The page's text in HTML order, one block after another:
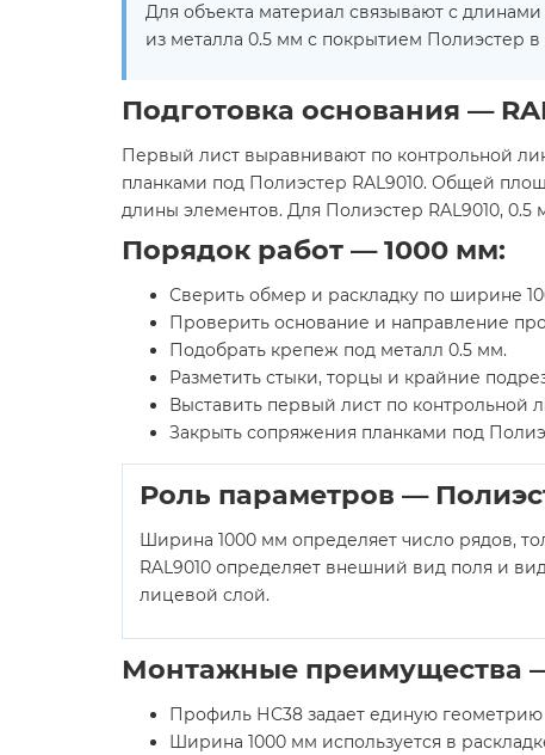
Для объекта материал связывают с
из металла 0.5 мм с покрытием Полиэстер
Подготовка основания —
Первый лист выравнивают по контрольной
планками под Полиэстер RAL9010. Общей
длины элементов. Для Полиэстер RAL9010,
Порядок работ — 1000 мм:
Сверить обмер и раскладку по ширине
Проверить основание и направление
Подобрать крепеж под металл 0.5 мм.
Разметить стыки, торцы и крайние
Выставить первый лист по контрольной
Закрыть сопряжения планками под
Роль параметров —
Ширина 1000 мм определяет число рядов,
RAL9010 определяет внешний вид поля и
лицевой слой.
Монтажные преимущества
Профиль НС38 задает единую геометрию
Ширина 1000 мм используется в